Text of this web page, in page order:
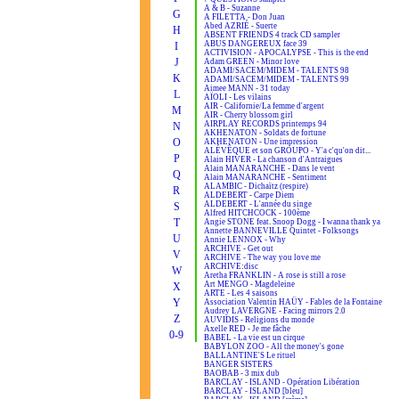
G
H
I
J
K
L
M
N
O
P
Q
R
S
T
U
V
W
X
Y
Z
0-9
A & B - Suzanne
A FILETTA - Don Juan
Abed AZRIÉ - Suerte
ABSENT FRIENDS 4 track CD sampler
ABUS DANGEREUX face 39
ACTIVISION - APOCALYPSE - This is the end
Adam GREEN - Minor love
ADAMI/SACEM/MIDEM - TALENTS 98
ADAMI/SACEM/MIDEM - TALENTS 99
Aimee MANN - 31 today
AÏOLI - Les vilains
AIR - Californie/La femme d'argent
AIR - Cherry blossom girl
AIRPLAY RECORDS printemps 94
AKHENATON - Soldats de fortune
AKHENATON - Une impression
ALÉVÊQUE et son GROUPO - Y'a c'qu'on dit...
Alain HIVER - La chanson d'Antraigues
Alain MANARANCHE - Dans le vent
Alain MANARANCHE - Sentiment
ALAMBIC - Dichaïtz (respire)
ALDEBERT - Carpe Diem
ALDEBERT - L'année du singe
Alfred HITCHCOCK - 100ème
Angie STONE feat. Snoop Dogg - I wanna thank ya
Annette BANNEVILLE Quintet - Folksongs
Annie LENNOX - Why
ARCHIVE - Get out
ARCHIVE - The way you love me
ARCHIVE:disc
Aretha FRANKLIN - A rose is still a rose
Art MENGO - Magdeleine
ARTE - Les 4 saisons
Association Valentin HAÜY - Fables de la Fontaine
Audrey LAVERGNE - Facing mirrors 2.0
AUVIDIS - Religions du monde
Axelle RED - Je me fâche
BABEL - La vie est un cirque
BABYLON ZOO - All the money's gone
BALLANTINE'S Le rituel
BANGER SISTERS
BAOBAB - 3 mix dub
BARCLAY - ISLAND - Opération Libération
BARCLAY - ISLAND [bleu]